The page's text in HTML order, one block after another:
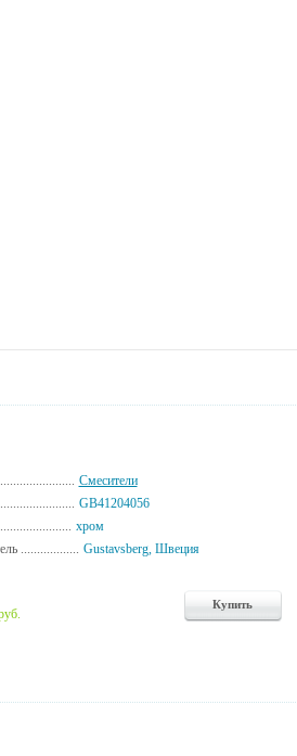
Смесители
GB41204056
хром
.................. Gustavsberg, Швеция
Купить